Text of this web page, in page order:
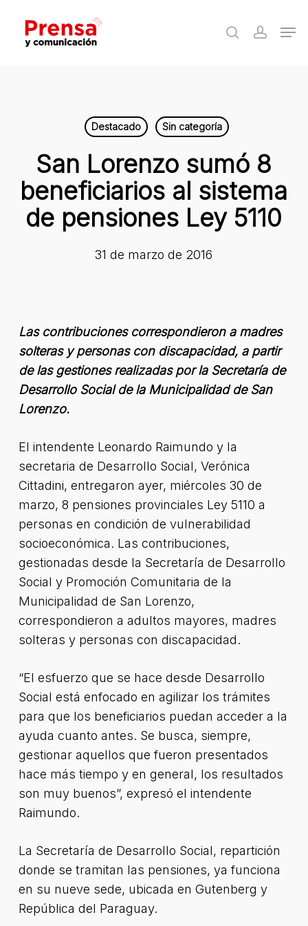
main
search
Destacado Sin categoría
San Lorenzo sumó 8
beneficiarios al sistema
de pensiones Ley 5110
31 de marzo de 2016
Las contribuciones correspondieron a madres
solteras y personas con discapacidad, a partir
de las gestiones realizadas por la Secretaría de
Desarrollo Social de la Municipalidad de San
Lorenzo.
El intendente Leonardo Raimundo y la
secretaria de Desarrollo Social, Verónica
Cittadini, entregaron ayer, miércoles 30 de
marzo, 8 pensiones provinciales Ley 5110 a
personas en condición de vulnerabilidad
socioeconómica. Las contribuciones,
gestionadas desde la Secretaría de Desarrollo
Social y Promoción Comunitaria de la
Municipalidad de San Lorenzo,
correspondieron a adultos mayores, madres
solteras y personas con discapacidad.
“El esfuerzo que se hace desde Desarrollo
Social está enfocado en agilizar los trámites
para que los beneficiarios puedan acceder a la
ayuda cuanto antes. Se busca, siempre,
gestionar aquellos que fueron presentados
hace más tiempo y en general, los resultados
son muy buenos”, expresó el intendente
Raimundo.
La Secretaría de Desarrollo Social, repartición
donde se tramitan las pensiones, ya funciona
en su nueve sede, ubicada en Gutenberg y
República del Paraguay.